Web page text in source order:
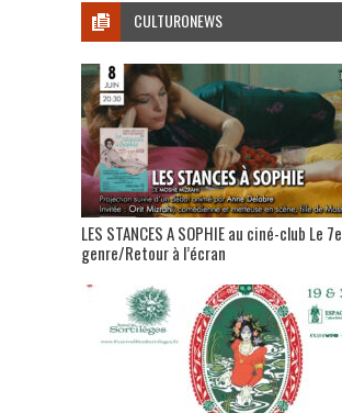
CULTURONEWS
LES STANCES A SOPHIE au ciné-club Le 7e
genre/Retour à l’écran